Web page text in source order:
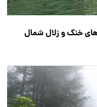
خنک و زلال شمال